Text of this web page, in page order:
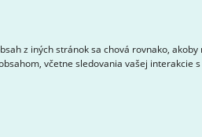
z iných stránok sa chová rovnako,
včetne sledovania vašej